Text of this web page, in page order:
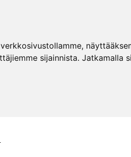
sijainnista. Jatkamalla